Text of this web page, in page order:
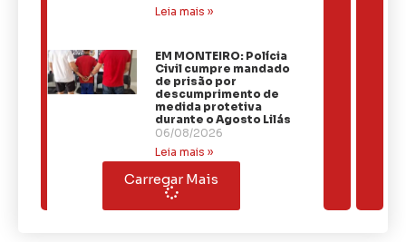
Leia mais »
EM MONTEIRO: Polícia
Civil cumpre mandado
de prisão por
descumprimento de
medida protetiva
durante o Agosto Lilás
06/08/2026
Leia mais »
Carregar Mais